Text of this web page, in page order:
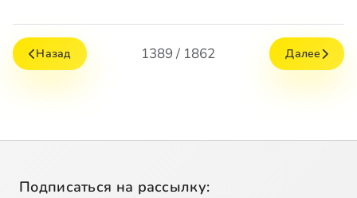
Назад 1389 / 1862 Далее
Подписаться на рассылку: